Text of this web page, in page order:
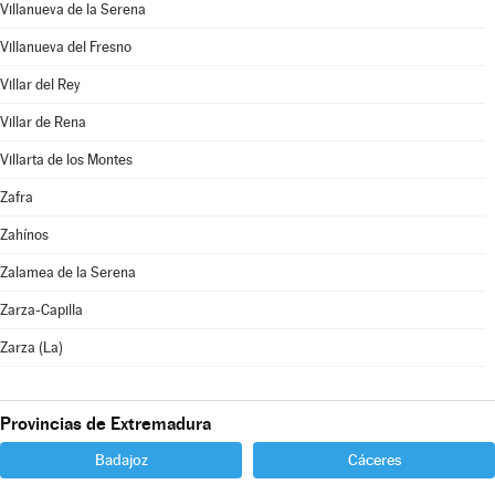
Villanueva de la Serena
Villanueva del Fresno
Villar del Rey
Villar de Rena
Villarta de los Montes
Zafra
Zahínos
Zalamea de la Serena
Zarza-Capilla
Zarza (La)
Provincias de Extremadura
Badajoz Cáceres